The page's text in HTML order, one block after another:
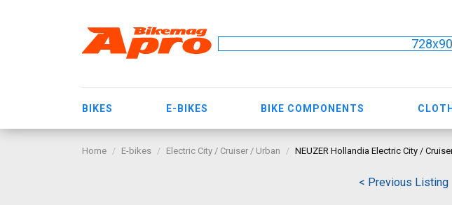
728x90
BIKES E-BIKES BIKE COMPONENTS
Home E-bikes Electric City / Cruiser / Urban NEUZER Hollandia Electric City /
< Previous Listing